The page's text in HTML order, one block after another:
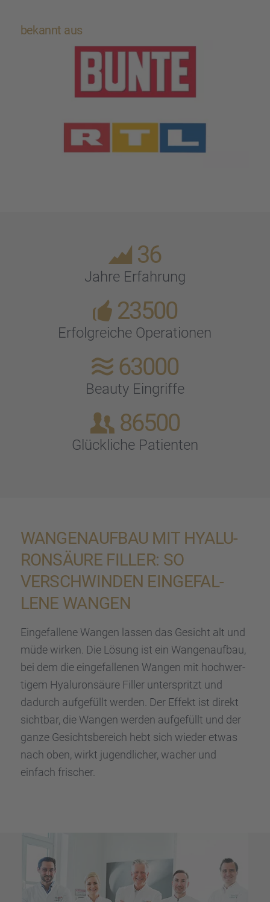
bekannt aus
36
Jahre Erfah­rung
23500
Erfolg­rei­che Opera­tio­nen
63000
Beauty Eingriffe
86500
Glück­li­che Patien­ten
WANGEN­AUF­BAU MIT HYALU­
RON­SÄURE FILLER: SO
VERSCHWIN­DEN EINGE­FAL­
LENE WANGEN
Einge­fal­lene Wangen lassen das Gesicht alt und
müde wirken. Die Lösung ist ein Wangen­auf­bau,
bei dem die einge­fal­le­nen Wangen mit hochwer­
ti­gem Hyalu­ron­säure Filler unter­spritzt und
dadurch aufge­füllt werden. Der Effekt ist direkt
sicht­bar, die Wangen werden aufge­füllt und der
ganze Gesichts­be­reich hebt sich wieder etwas
nach oben, wirkt jugend­li­cher, wacher und
einfach frischer.